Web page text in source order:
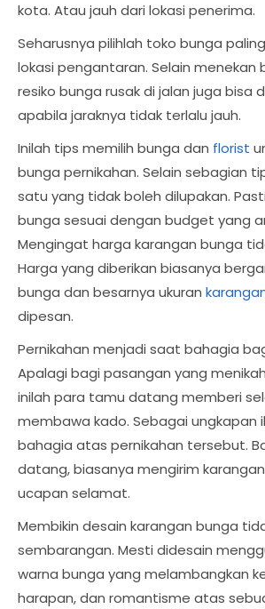
kota. Atau jauh dari lokasi penerima.
Seharusnya pilihlah toko bunga
lokasi pengantaran. Selain menekan
resiko bunga rusak di jalan juga bisa
apabila jaraknya tidak terlalu jauh.
Inilah tips memilih bunga dan florist
bunga pernikahan. Selain sebagian
satu yang tidak boleh dilupakan.
bunga sesuai dengan budget yang
Mengingat harga karangan bunga
Harga yang diberikan biasanya
bunga dan besarnya ukuran
dipesan.
Pernikahan menjadi saat bahagia
Apalagi bagi pasangan yang
inilah para tamu datang memberi
membawa kado. Sebagai ungkapan
bahagia atas pernikahan tersebut.
datang, biasanya mengirim
ucapan selamat.
Membikin desain karangan bunga
sembarangan. Mesti didesain
warna bunga yang melambangkan
harapan, dan romantisme atas